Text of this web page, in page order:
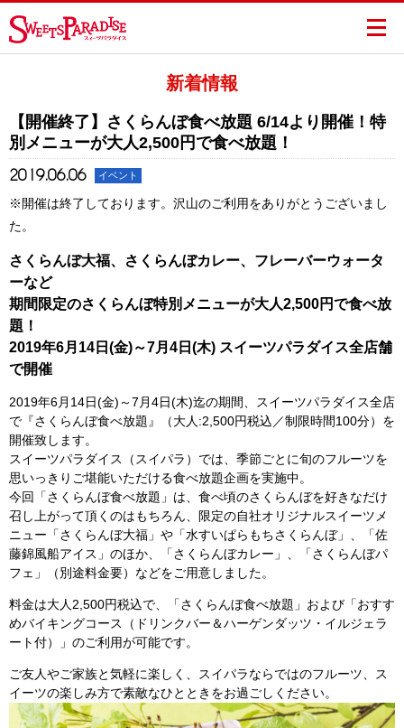
新着情報
【開催終了】さくらんぼ食べ放題 6/14より開催！特
別メニューが大人2,500円で食べ放題！
2019.06.06 イベント
※開催は終了しております。沢山のご利用をありがとうございまし
た。
さくらんぼ大福、さくらんぼカレー、フレーバーウォータ
ーなど
期間限定のさくらんぼ特別メニューが大人2,500円で食べ放
題！
2019年6月14日(金)～7月4日(木) スイーツパラダイス全店舗
で開催
2019年6月14日(金)～7月4日(木)迄の期間、スイーツパラダイス全店
で『さくらんぼ食べ放題』（大人:2,500円税込／制限時間100分）を
開催致します。
スイーツパラダイス（スイパラ）では、季節ごとに旬のフルーツを
思いっきりご堪能いただける食べ放題企画を実施中。
今回「さくらんぼ食べ放題」は、食べ頃のさくらんぼを好きなだけ
召し上がって頂くのはもちろん、限定の自社オリジナルスイーツメ
ニュー「さくらんぼ大福」や「水すいぱらもちさくらんぼ」、「佐
藤錦風船アイス」のほか、「さくらんぼカレー」、「さくらんぼパ
フェ」（別途料金要）などをご用意しました。
料金は大人2,500円税込で、「さくらんぼ食べ放題」および「おすす
めバイキングコース（ドリンクバー＆ハーゲンダッツ・イルジェラ
ート付）」のご利用が可能です。
ご友人やご家族と気軽に楽しく、スイパラならではのフルーツ、ス
イーツの楽しみ方で素敵なひとときをお過ごしください。